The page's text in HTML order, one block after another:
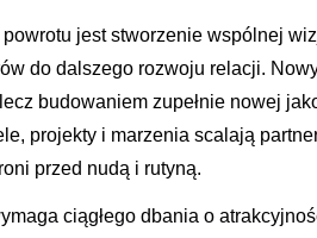
jest stworzenie wspólnej
do dalszego rozwoju relacji.
budowaniem zupełnie nowej
projekty i marzenia scalają
przed nudą i rutyną.
ciągłego dbania o